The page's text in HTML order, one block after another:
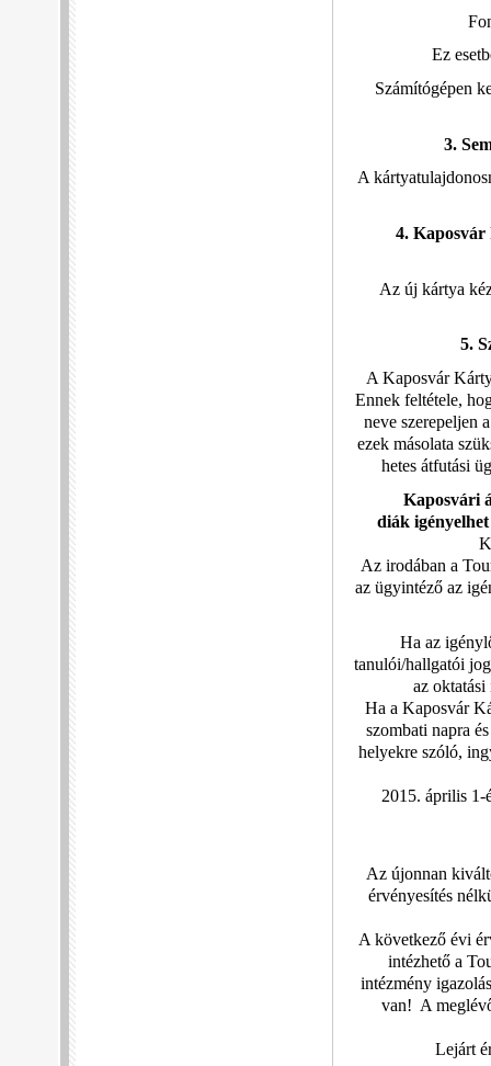
Ez
Számítógépen
3.
A
4. Kaposvár
Az új kártya
5.
A Kaposvár
Ennek feltétele,
neve szerepeljen
ezek másolata
hetes átfutási
Kaposvári
diák igényelhet
Az irodában a
az ügyintéző az
Ha az
tanulói/hallgatói
az oktatási
Ha a Kaposvár
szombati napra
helyekre szóló,
2015. április 1-
Az újonnan
érvényesítés
A következő évi
intézhető a
intézmény
van! A
Lejárt